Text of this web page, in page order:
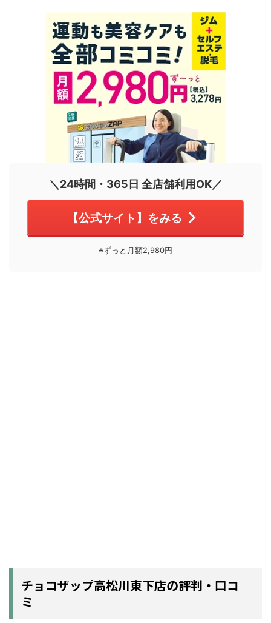
＼24時間・365日 全店舗利用OK／
【公式サイト】をみる
※ずっと月額2,980円
チョコザップ高松川東下店の評判・口コ
ミ